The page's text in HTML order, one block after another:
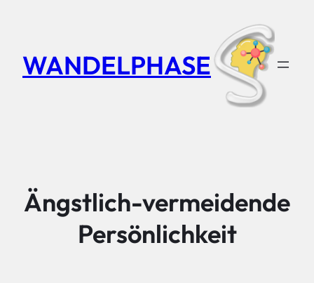
WANDELPHASE
Ängstlich-vermeidende
Persönlichkeit